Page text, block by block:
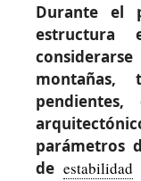
Durante el
parámetros
de estabilidad